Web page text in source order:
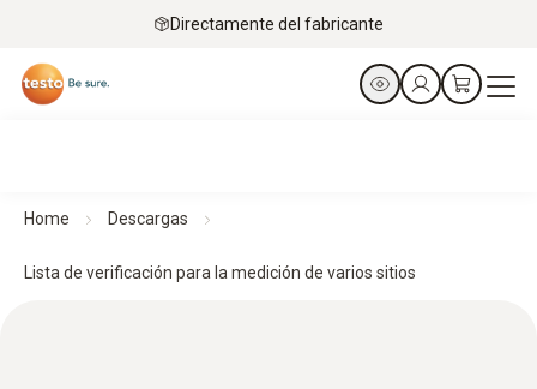
Directamente del fabricante
Home Descargas
Lista de verificación para la medición de varios sitios